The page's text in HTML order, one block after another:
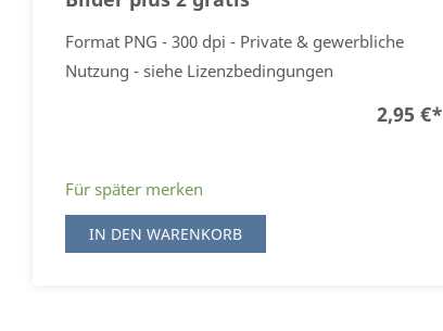
Format PNG - 300 dpi - Private & gewerbliche
Nutzung - siehe Lizenzbedingungen
2,95 €*
Für später merken
IN DEN WARENKORB